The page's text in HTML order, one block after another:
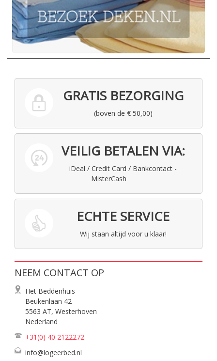
GRATIS BEZORGING
(boven de € 50,00)
VEILIG BETALEN VIA:
iDeal / Credit Card / Bankcontact -
MisterCash
ECHTE SERVICE
Wij staan altijd voor u klaar!
NEEM CONTACT OP
Het Beddenhuis
Beukenlaan 42
5563 AT, Westerhoven
Nederland
+31(0) 40 2122272
info@logeerbed.nl